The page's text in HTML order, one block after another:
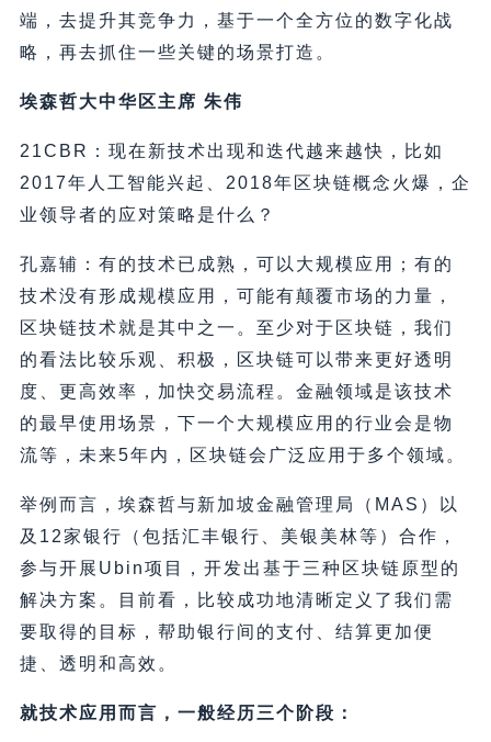
端，去提升其竞争力，基于一个全方位的数字化战
略，再去抓住一些关键的场景打造。
埃森哲大中华区主席 朱伟
21CBR：现在新技术出现和迭代越来越快，比如
2017年人工智能兴起、2018年区块链概念火爆，企
业领导者的应对策略是什么？
孔嘉辅：有的技术已成熟，可以大规模应用；有的
技术没有形成规模应用，可能有颠覆市场的力量，
区块链技术就是其中之一。至少对于区块链，我们
的看法比较乐观、积极，区块链可以带来更好透明
度、更高效率，加快交易流程。金融领域是该技术
的最早使用场景，下一个大规模应用的行业会是物
流等，未来5年内，区块链会广泛应用于多个领域。
举例而言，埃森哲与新加坡金融管理局（MAS）以
及12家银行（包括汇丰银行、美银美林等）合作，
参与开展Ubin项目，开发出基于三种区块链原型的
解决方案。目前看，比较成功地清晰定义了我们需
要取得的目标，帮助银行间的支付、结算更加便
捷、透明和高效。
就技术应用而言，一般经历三个阶段：